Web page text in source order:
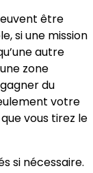
être
si une mission
autre
zone
du
votre
vous tirez le
si nécessaire.